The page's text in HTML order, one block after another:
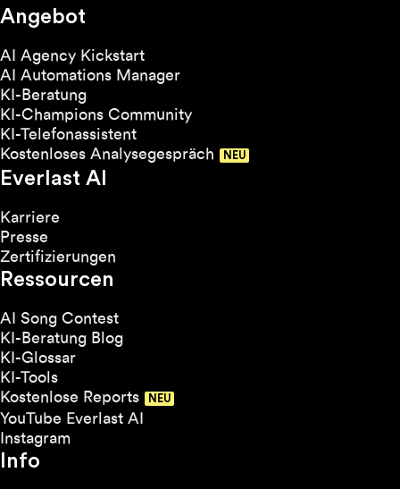
Angebot
AI Agency Kickstart
AI Automations Manager
KI-Beratung
KI-Champions Community
KI-Telefonassistent
Kostenloses Analysegespräch
Everlast AI
Karriere
Presse
Zertifizierungen
Ressourcen
AI Song Contest
KI-Beratung Blog
KI-Glossar
KI-Tools
Kostenlose Reports
YouTube Everlast AI
Instagram
Info